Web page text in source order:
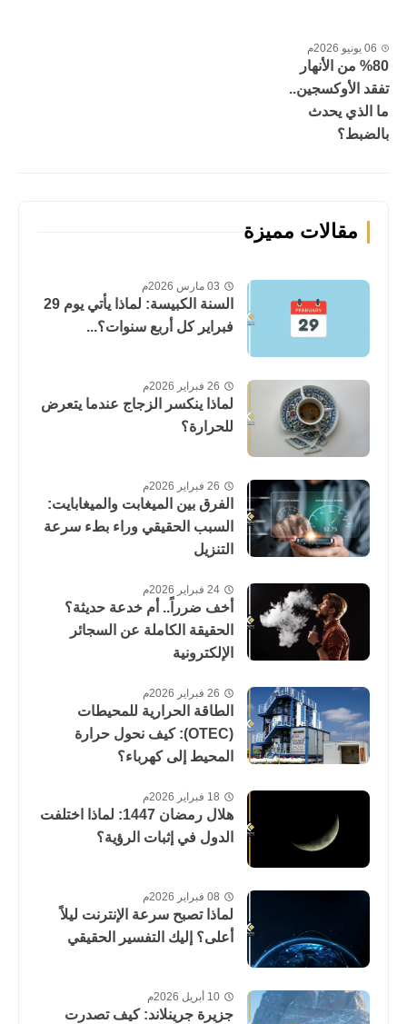
06 يونيو 2026م
%80 من الأنهار
تفقد الأوكسجين..
ما الذي يحدث
بالضبط؟
مقالات مميزة
03 مارس 2026م
السنة الكبيسة: لماذا يأتي يوم 29
فبراير كل أربع سنوات؟...
26 فبراير 2026م
لماذا ينكسر الزجاج عندما يتعرض
للحرارة؟
26 فبراير 2026م
الفرق بين الميغابت والميغابايت:
السبب الحقيقي وراء بطء سرعة
التنزيل
24 فبراير 2026م
أخف ضرراً.. أم خدعة حديثة؟
الحقيقة الكاملة عن السجائر
الإلكترونية
26 فبراير 2026م
الطاقة الحرارية للمحيطات
(OTEC): كيف نحول حرارة
المحيط إلى كهرباء؟
18 فبراير 2026م
هلال رمضان 1447: لماذا اختلفت
الدول في إثبات الرؤية؟
08 فبراير 2026م
لماذا تصبح سرعة الإنترنت ليلاً
أعلى؟ إليك التفسير الحقيقي
10 أبريل 2026م
جزيرة جرينلاند: كيف تصدرت